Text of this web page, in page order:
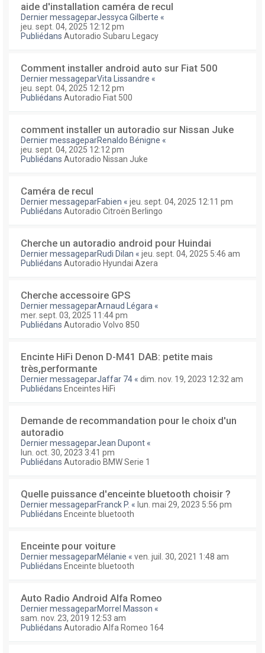
aide d'installation caméra de recul
Dernier messageparJessyca Gilberte «
jeu. sept. 04, 2025 12:12 pm
Publiédans Autoradio Subaru Legacy
Comment installer android auto sur Fiat 500
Dernier messageparVita Lissandre «
jeu. sept. 04, 2025 12:12 pm
Publiédans Autoradio Fiat 500
comment installer un autoradio sur Nissan Juke
Dernier messageparRenaldo Bénigne «
jeu. sept. 04, 2025 12:12 pm
Publiédans Autoradio Nissan Juke
Caméra de recul
Dernier messageparFabien « jeu. sept. 04, 2025 12:11 pm
Publiédans Autoradio Citroën Berlingo
Cherche un autoradio android pour Huindai
Dernier messageparRudi Dilan « jeu. sept. 04, 2025 5:46 am
Publiédans Autoradio Hyundai Azera
Cherche accessoire GPS
Dernier messageparArnaud Légara «
mer. sept. 03, 2025 11:44 pm
Publiédans Autoradio Volvo 850
Encinte HiFi Denon D-M41 DAB: petite mais
très,performante
Dernier messageparJaffar 74 « dim. nov. 19, 2023 12:32 am
Publiédans Enceintes HiFi
Demande de recommandation pour le choix d'un
autoradio
Dernier messageparJean Dupont «
lun. oct. 30, 2023 3:41 pm
Publiédans Autoradio BMW Serie 1
Quelle puissance d'enceinte bluetooth choisir ?
Dernier messageparFranck P. « lun. mai 29, 2023 5:56 pm
Publiédans Enceinte bluetooth
Enceinte pour voiture
Dernier messageparMélanie « ven. juil. 30, 2021 1:48 am
Publiédans Enceinte bluetooth
Auto Radio Android Alfa Romeo
Dernier messageparMorrel Masson «
sam. nov. 23, 2019 12:53 am
Publiédans Autoradio Alfa Romeo 164